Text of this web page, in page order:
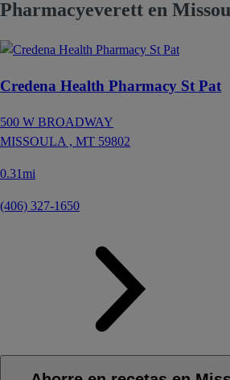
Pharmacyeverett en
Credena Health Pharmacy St Pat
500 W BROADWAY
MISSOULA , MT 59802
0.31mi
(406) 327-1650